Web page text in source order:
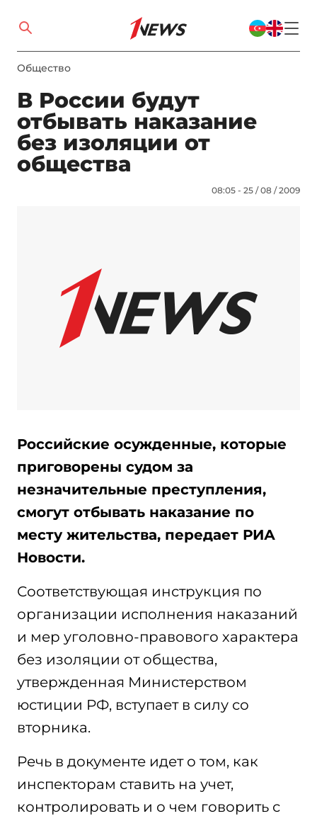
Общество
В России будут
отбывать наказание
без изоляции от
общества
08:05 - 25 / 08 / 2009
Российские осужденные, которые
приговорены судом за
незначительные преступления,
смогут отбывать наказание по
месту жительства, передает РИА
Новости.
Соответствующая инструкция по
организации исполнения наказаний
и мер уголовно-правового характера
без изоляции от общества,
утвержденная Министерством
юстиции РФ, вступает в силу со
вторника.
Речь в документе идет о том, как
инспекторам ставить на учет,
контролировать и о чем говорить с